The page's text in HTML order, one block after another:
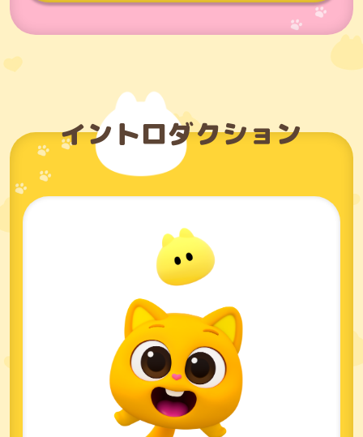
イントロダクション